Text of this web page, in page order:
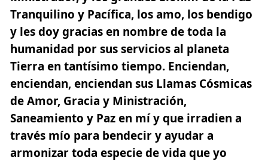
Tranquilino y Pacífica, los amo, los bendigo
y les doy gracias en nombre de toda la
humanidad por sus servicios al planeta
Tierra en tantísimo tiempo. Enciendan,
enciendan, enciendan sus Llamas Cósmicas
de Amor, Gracia y Ministración,
Saneamiento y Paz en mí y que irradien a
través mío para bendecir y ayudar a
armonizar toda especie de vida que yo